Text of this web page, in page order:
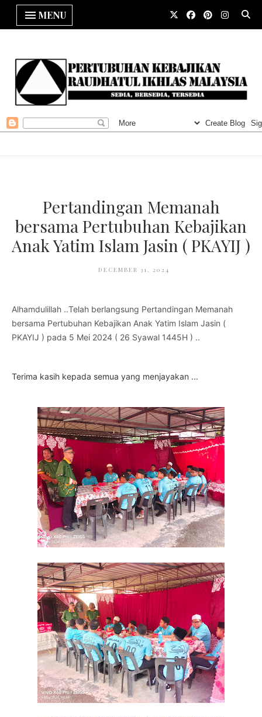
MENU
Pertandingan Memanah
bersama Pertubuhan Kebajikan
Anak Yatim Islam Jasin ( PKAYIJ )
DECEMBER 31, 2024
Alhamdulillah ..Telah berlangsung Pertandingan Memanah
bersama Pertubuhan Kebajikan Anak Yatim Islam Jasin (
PKAYIJ ) pada 5 Mei 2024 ( 26 Syawal 1445H ) ..
Terima kasih kepada semua yang menjayakan ...